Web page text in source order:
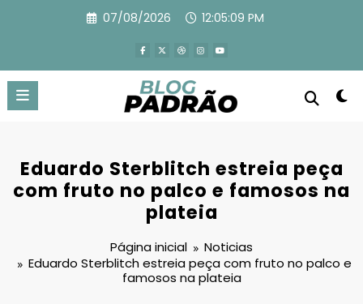
07/08/2026 12:05:11 PM
Eduardo Sterblitch estreia peça
com fruto no palco e famosos na
plateia
Página inicial
Noticias
Eduardo Sterblitch estreia peça com fruto no palco e
famosos na plateia